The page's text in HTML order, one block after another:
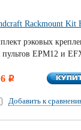
Rackmount Kit
рэковых
пультов EPM12 и
i
Добавить к